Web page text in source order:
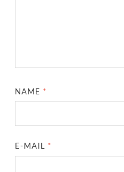
NAME *
E-MAIL *